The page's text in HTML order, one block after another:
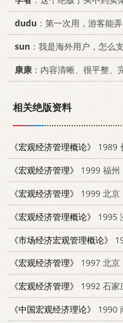
dudu ：第一次用，游客能弄
sun ：我是海外用户，怎么
康康 ：内容清晰、很平整、
相关绝版资料
《宏观经济管理概论》
1989
《宏观经济管理》
1999 福州
《宏观经济管理》
1999 北京
《宏观经济管理概论》
1995
《市场经济宏观管理概论》
《宏观经济管理》
1997 北京
《宏观经济管理》
1992 石家
《中国宏观经济理论》
1990